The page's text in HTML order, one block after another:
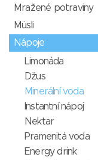
Mražené potraviny
Müsli
Nápoje
Limonáda
Džus
Minerální voda
Instantní nápoj
Nektar
Pramenitá voda
Energy drink